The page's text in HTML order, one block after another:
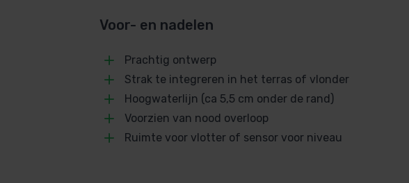
Voor- en nadelen
Prachtig ontwerp
Strak te integreren in het terras of vlonder
Hoogwaterlijn (ca 5,5 cm onder de rand)
Voorzien van nood overloop
Ruimte voor vlotter of sensor voor niveau